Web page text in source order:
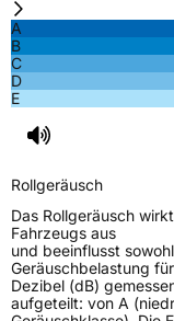
A
B
C
D
E
Rollgeräusch
Das Rollgeräusch
Fahrzeugs aus
und beeinflusst
Geräuschbelastung
Dezibel (dB)
aufgeteilt: von A